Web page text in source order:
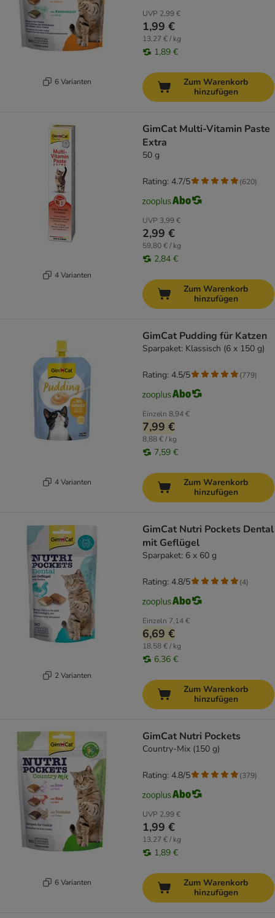
6 Varianten
UVP 2,99 €
1,99 €
13,27 € / kg
1,89 €
Zum Warenkorb
hinzufügen
4 Varianten
GimCat Multi-Vitamin Paste
Extra
50 g
UVP 3,99 €
2,99 €
59,80 € / kg
2,84 €
Rating: 4.7/5 (620)
Zum Warenkorb
hinzufügen
4 Varianten
GimCat Pudding für Katzen
Sparpaket: Klassisch (6 x 150 g)
Einzeln 8,94 €
7,99 €
8,88 € / kg
7,59 €
Rating: 4.5/5 (779)
Zum Warenkorb
hinzufügen
2 Varianten
GimCat Nutri Pockets Dental
mit Geflügel
Sparpaket: 6 x 60 g
Einzeln 7,14 €
6,69 €
18,58 € / kg
6,36 €
Rating: 4.8/5 (4)
Zum Warenkorb
hinzufügen
6 Varianten
GimCat Nutri Pockets
Country-Mix (150 g)
UVP 2,99 €
1,99 €
13,27 € / kg
1,89 €
Rating: 4.8/5 (379)
Zum Warenkorb
hinzufügen